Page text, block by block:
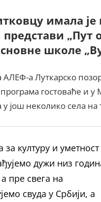
имала
„Пут
школе
а Луткарско
гостоваће и
у још неколико села
за културу и уметност
дужи низ
пре свега на
свуда у Србији, а